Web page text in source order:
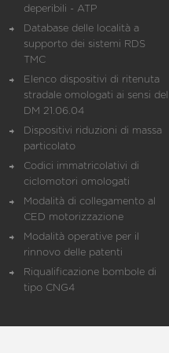
deperibili - ATP
Database delle località a
supporto dei sistemi RDS
TMC
Elenco dispositivi di ritenuta
stradale omologati ai sensi del
DM 21.06.04
Dispositivi riduzioni di massa
particolato
Codici immatricolativi di
ciclomotori omologati
Modalità di collegamento al
CED motorizzazione
Modalità operative per il
rinnovo delle patenti
Riqualificazione bombole di
tipo CNG4